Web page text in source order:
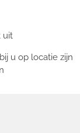
uit
u op locatie zijn